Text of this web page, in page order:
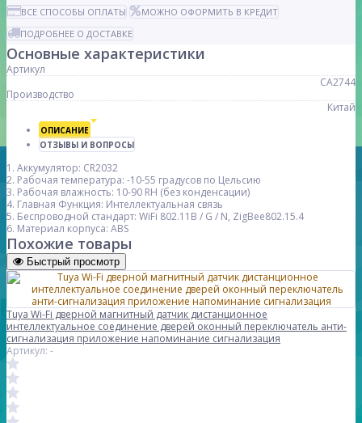
ВСЕ СПОСОБЫ ОПЛАТЫ
МОЖНО ОФОРМИТЬ В КРЕДИТ
ПОДРОБНЕЕ О ДОСТАВКЕ
Основные характеристики
Артикул
CA2744
Производство
Китай
ОПИСАНИЕ
ОТЗЫВЫ И ВОПРОСЫ
1. Аккумулятор: CR2032
2. Рабочая температура: -10-55 градусов по Цельсию
3. Рабочая влажность: 10-90 RH (без конденсации)
4. Главная Функция: Интеллектуальная связь
5. Беспроводной стандарт: WiFi 802.11B / G / N, ZigBee802.15.4
6. Материал корпуса: ABS
Похожие товары
Быстрый просмотр
Tuya Wi-Fi дверной магнитный датчик дистанционное
интеллектуальное соединение дверей оконный переключатель анти-
сигнализация приложение напоминание сигнализация
Артикул: -